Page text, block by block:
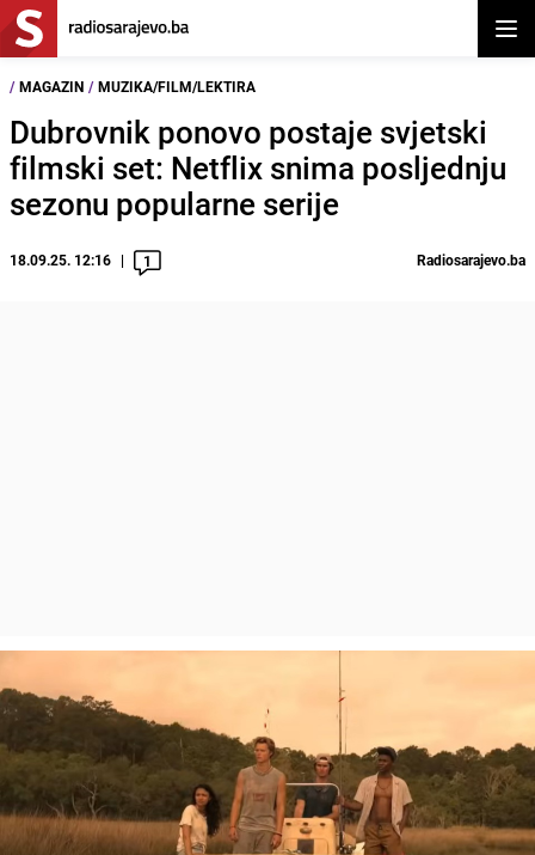
/ MAGAZIN / MUZIKA/FILM/LEKTIRA
Dubrovnik ponovo postaje svjetski
filmski set: Netflix snima posljednju
sezonu popularne serije
18.09.25. 12:16 1 Radiosarajevo.ba